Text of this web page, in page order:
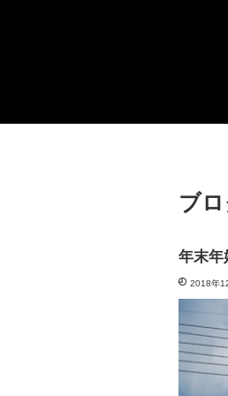
ブ
年末年
2018年